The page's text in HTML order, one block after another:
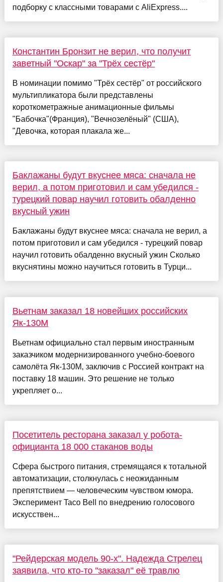
подборку с классными товарами с AliExpress....
Константин Бронзит не верил, что получит
заветный "Оскар" за "Трёх сестёр"
В номинации помимо "Трёх сестёр" от российского
мультипликатора были представлены
короткометражные анимационные фильмы
"Бабочка"(Франция), "Вечнозелёный" (США),
"Девочка, которая плакала же...
Баклажаны будут вкуснее мяса: сначала не
верил, а потом приготовил и сам убедился -
турецкий повар научил готовить обалденно
вкусный ужин
Баклажаны будут вкуснее мяса: сначала не верил, а
потом приготовил и сам убедился - турецкий повар
научил готовить обалденно вкусный ужин Сколько
вкуснятины можно научиться готовить в Турци...
Вьетнам заказал 18 новейших российских
Як-130М
Вьетнам официально стал первым иностранным
заказчиком модернизированного учебно-боевого
самолёта Як-130М, заключив с Россией контракт на
поставку 18 машин. Это решение не только
укрепляет о...
Посетитель ресторана заказал у робота-
официанта 18 000 стаканов воды
Сфера быстрого питания, стремящаяся к тотальной
автоматизации, столкнулась с неожиданным
препятствием — человеческим чувством юмора.
Эксперимент Taco Bell по внедрению голосового
искусствен...
"Рейдерская модель 90-х". Надежда Стрелец
заявила, что кто-то "заказал" её травлю